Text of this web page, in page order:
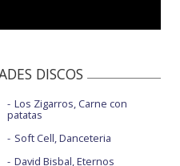
DISCOS
Los Zigarros, Carne con
patatas
Soft Cell, Danceteria
David Bisbal, Eternos